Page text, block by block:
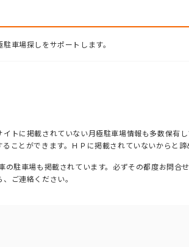
車場探しをサポートします。
トに掲載されていない月極駐車場情報も多数保有
ことができます。ＨＰに掲載されていないからと諦
駐車場も掲載されています。必ずその都度お問合
ご連絡ください。